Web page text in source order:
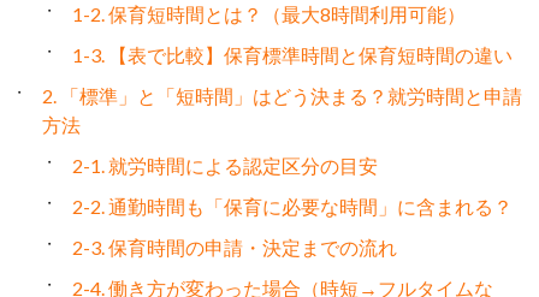
1-2. 保育短時間とは？（最大8時間利用可能）
1-3. 【表で比較】保育標準時間と保育短時間の違い
2. 「標準」と「短時間」はどう決まる？就労時間と申請
方法
2-1. 就労時間による認定区分の目安
2-2. 通勤時間も「保育に必要な時間」に含まれる？
2-3. 保育時間の申請・決定までの流れ
2-4. 働き方が変わった場合（時短→フルタイムな